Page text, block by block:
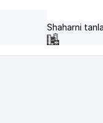
Shaharni